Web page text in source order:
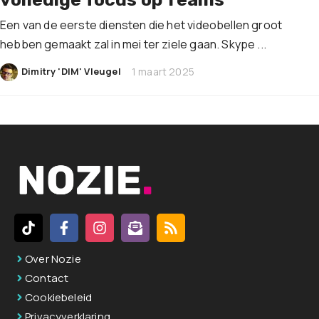
Een van de eerste diensten die het videobellen groot
hebben gemaakt zal in mei ter ziele gaan. Skype ...
Dimitry 'DIM' Vleugel 1 maart 2025
Over Nozie
Contact
Cookiebeleid